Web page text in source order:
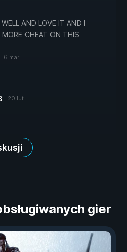
AND LOVE IT AND I
CHEAT ON THIS
6 mar
20 lut
gier